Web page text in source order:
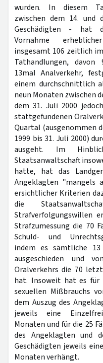
wurden. In diesem
zwischen dem 14. und
Geschädigten - hat
Vornahme
insgesamt 106 zeitlich
Tathandlungen, davon
13mal Analverkehr,
einem durchschnittlich
neun Monaten zwischen
dem 31. Juli 2000
stattgefundenen
Quartal (ausgenommen
1999 bis 31. Juli 2000)
ausgeht. Im
Staatsanwaltschaft
hatte, hat das
Angeklagten "mangels
ersichtlicher Kriterien
die
Strafverfolgungswillen
Strafzumessung die 70
Schuld- und
indem es sämtliche 13
ausgeschieden und
Oralverkehrs die 70
hat. Insoweit hat es für
sexuellen Mißbrauchs
dem Auszug des
jeweils eine
Monaten und für die 25
des Angeklagten und
Geschädigten jeweils
Monaten verhängt.